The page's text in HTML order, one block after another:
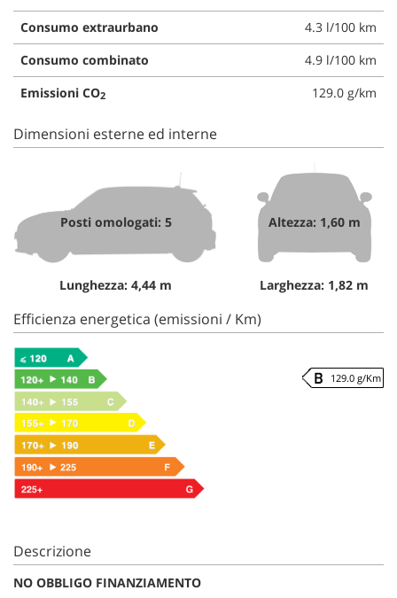
Consumo extraurbano
4.3 l/100 km
Consumo combinato
4.9 l/100 km
Emissioni CO2 129.0 g/km
Dimensioni esterne ed interne
Posti omologati: 5
Lunghezza: 4,44 m
Altezza: 1,60 m
Larghezza: 1,82 m
Efficienza energetica (emissioni / Km)
129.0 g/Km
Descrizione
NO OBBLIGO FINANZIAMENTO